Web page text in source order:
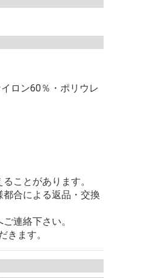
ロン60％・ポリウレ
ことがあります。
合による返品・交換
連絡下さい。
きます。